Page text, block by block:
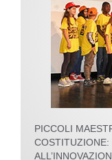
PICCOLI
COSTITUZIONE: